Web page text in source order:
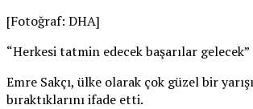
[Fotoğraf: DHA]
“Herkesi tatmin edecek başarılar gelecek”
Emre Sakçı, ülke olarak çok güzel bir
bıraktıklarını ifade etti.